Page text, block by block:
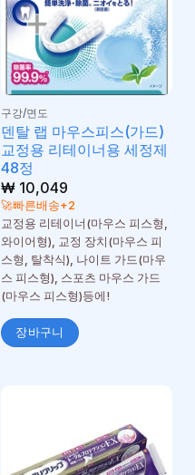
구강/면도
덴탈 랩 마우스피스(가드)
교정용 리테이너용 세정제
48정
₩10,049
🚀빠른배송+2
교정용 리테이너(마우스 피스형,
와이어형), 교정 장치(마우스 피
스형, 탈착식), 나이트 가드(마우
스 피스형), 스포츠 마우스 가드
(마우스 피스형)등에!
장바구니